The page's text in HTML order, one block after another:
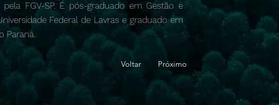
FGV-SP. É pós-graduado em Gestão e
Federal de Lavras e graduado em
Paraná.
Voltar Próximo